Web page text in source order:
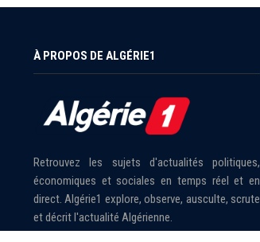
À PROPOS DE ALGÉRIE1
Retrouvez les sujets d'actualités politiques,
économiques et sociales en temps réel et en
direct. Algérie1 explore, observe, ausculte, scrute
et décrit l'actualité Algérienne.